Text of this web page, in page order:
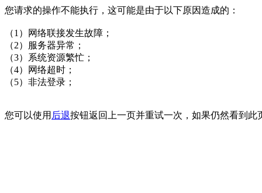
您请求的操作不能执行，这可能是由于以下原因造成的：
（1）网络联接发生故障；
（2）服务器异常；
（3）系统资源繁忙；
（4）网络超时；
（5）非法登录；
您可以使用 后退按钮返回上一页并重试一次，如果仍然看到此